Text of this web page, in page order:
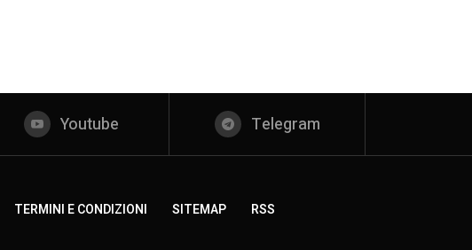
Youtube Telegram
TERMINI E CONDIZIONI SITEMAP RSS